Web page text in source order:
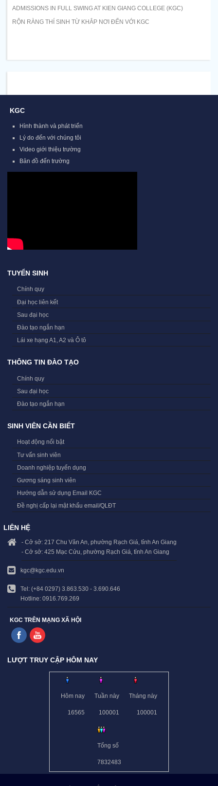
ADMISSIONS IN FULL SWING AT KIEN GIANG COLLEGE (KGC)
RỘN RÀNG THÍ SINH TỪ KHẮP NƠI ĐẾN VỚI KGC
KGC
Hình thành và phát triển
Lý do đến với chúng tôi
Video giới thiệu trường
Bản đồ đến trường
TUYỂN SINH
Chính quy
Đại học liên kết
Sau đại học
Đào tạo ngắn hạn
Lái xe hạng A1, A2 và Ô tô
THÔNG TIN ĐÀO TẠO
Chính quy
Sau đại học
Đào tạo ngắn hạn
SINH VIÊN CẦN BIẾT
Hoạt động nổi bật
Tư vấn sinh viên
Doanh nghiệp tuyển dụng
Gương sáng sinh viên
Hướng dẫn sử dụng Email KGC
Đề nghị cấp lại mật khẩu email/QLĐT
LIÊN HỆ
- Cở sở: 217 Chu Văn An, phường Rạch Giá, tỉnh An Giang
- Cở sở: 425 Mạc Cửu, phường Rạch Giá, tỉnh An Giang
kgc@kgc.edu.vn
Tel: (+84 0297) 3.863.530 - 3.690.646
Hotline: 0916.769.269
KGC TRÊN MẠNG XÃ HỘI
LƯỢT TRUY CẬP HÔM NAY
Hôm nay
16565
Tuần này
100001
Tháng này
100001
Tổng số
7832483